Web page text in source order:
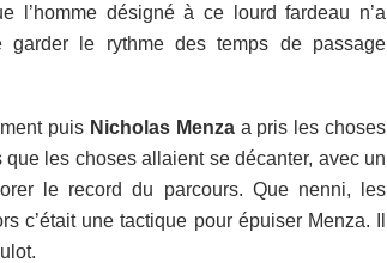
l’homme désigné à ce lourd fardeau n’a
garder le rythme des temps de passage
puis Nicholas Menzaa pris les choses
les choses allaient se décanter, avec un
le record du parcours. Que nenni, les
c’était une tactique pour épuiser Menza. Il